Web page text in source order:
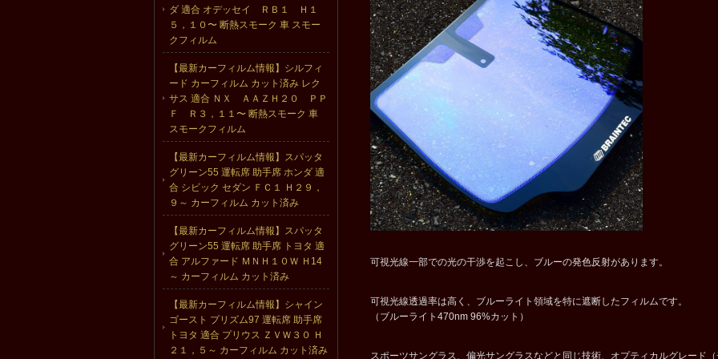
可視光線一部での光の干渉を起こし、ブルーの発色反射があります。
可視光線透過率は高く、ブルーライト領域を特に遮断したフィルムです。
（ブルーライト470nm 96%カット）
スポーツサングラス、偏光サングラスなどと同じ技術、オプティカルグレード
ダ 適合 オデッセイ ＲＢ１ Ｈ１
５，１０〜 断熱スモーク 車 スモー
クフィルム
【最新カーフィルム情報】シルフィ
ード カーフィルム カット済み レク
サス 適合 ＮＸ ＡＡＺＨ２０ ＰＰ
Ｆ Ｒ３，１１〜 断熱スモーク 車
スモークフィルム
【最新カーフィルム情報】スパッタ
グリーン55 運転席 助手席 ホンダ 適
合 シビック セダン ＦＣ１ Ｈ２９，
９～ カーフィルム カット済み
【最新カーフィルム情報】スパッタ
グリーン55 運転席 助手席 トヨタ 適
合 アルファード ＭＮＨ１０Ｗ Ｈ14
～ カーフィルム カット済み
【最新カーフィルム情報】シャイン
ゴースト プリズム97 運転席 助手席
トヨタ 適合 プリウス ＺＶＷ３０ Ｈ
２１，５～ カーフィルム カット済み